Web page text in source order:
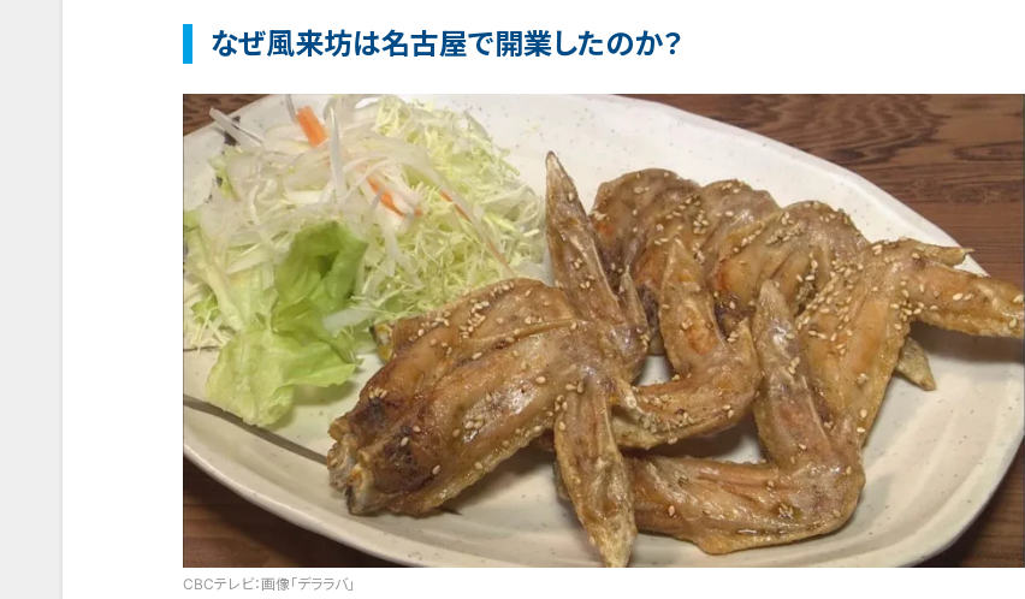
なぜ風来坊は名古屋で開業したのか？
CBCテレビ：画像「デララバ」